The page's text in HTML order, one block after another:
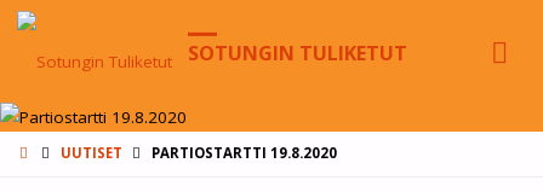
SOTUNGIN TULIKETUT
HOMEUUTISET PARTIOSTARTTI 19.8.2020